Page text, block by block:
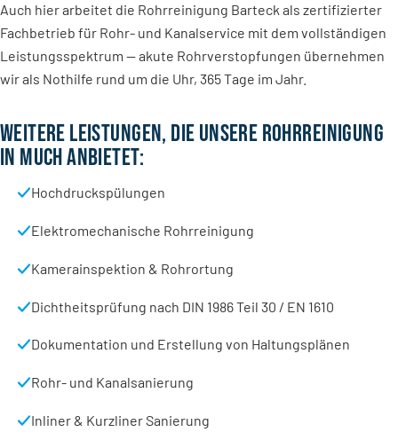
Auch hier arbeitet die Rohrreinigung Barteck als zertifizierter
Fachbetrieb für Rohr- und Kanalservice mit dem vollständigen
Leistungsspektrum — akute Rohrverstopfungen übernehmen
wir als Nothilfe rund um die Uhr, 365 Tage im Jahr.
WEITERE LEISTUNGEN, DIE UNSERE ROHRREINIGUNG
IN MUCH ANBIETET:
Hochdruckspülungen
Elektromechanische Rohrreinigung
Kamerainspektion & Rohrortung
Dichtheitsprüfung nach DIN 1986 Teil 30 / EN 1610
Dokumentation und Erstellung von Haltungsplänen
Rohr- und Kanalsanierung
Inliner & Kurzliner Sanierung